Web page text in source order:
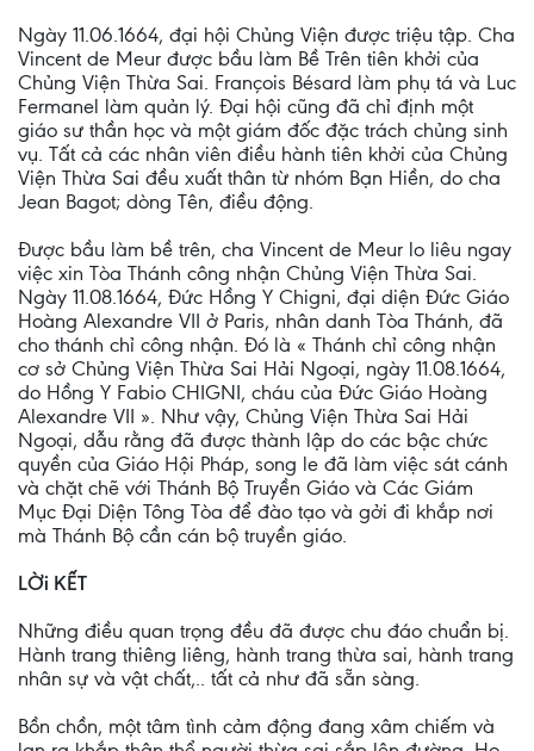
Ngày 11.06.1664, đại hội Chủng Viện được triệu tập. Cha
Vincent de Meur được bầu làm Bề Trên tiên khởi của
Chủng Viện Thừa Sai. François Bésard làm phụ tá và Luc
Fermanel làm quản lý. Ðại hội cũng đã chỉ định một
giáo sư thần học và một giám đốc đặc trách chủng sinh
vụ. Tất cả các nhân viên điều hành tiên khởi của Chủng
Viện Thừa Sai đều xuất thân từ nhóm Bạn Hiền, do cha
Jean Bagot; dòng Tên, điều động.
Ðược bầu làm bề trên, cha Vincent de Meur lo liêu ngay
việc xin Tòa Thánh công nhận Chủng Viện Thừa Sai.
Ngày 11.08.1664, Ðức Hồng Y Chigni, đại diện Ðức Giáo
Hoàng Alexandre VII ở Paris, nhân danh Tòa Thánh, đã
cho thánh chỉ công nhận. Ðó là « Thánh chỉ công nhận
cơ sở Chủng Viện Thừa Sai Hải Ngoại, ngày 11.08.1664,
do Hồng Y Fabio CHIGNI, cháu của Ðức Giáo Hoàng
Alexandre VII ». Như vậy, Chủng Viện Thừa Sai Hải
Ngoại, dẫu rằng đã được thành lập do các bậc chức
quyền của Giáo Hội Pháp, song le đã làm việc sát cánh
và chặt chẽ với Thánh Bộ Truyền Giáo và Các Giám
Mục Ðại Diện Tông Tòa để đào tạo và gởi đi khắp nơi
mà Thánh Bộ cần cán bộ truyền giáo.
LỜi KẾT
Những điều quan trọng đều đã được chu đáo chuẩn bị.
Hành trang thiêng liêng, hành trang thừa sai, hành trang
nhân sự và vật chất,.. tất cả như đã sẵn sàng.
Bồn chồn, một tâm tình cảm động đang xâm chiếm và